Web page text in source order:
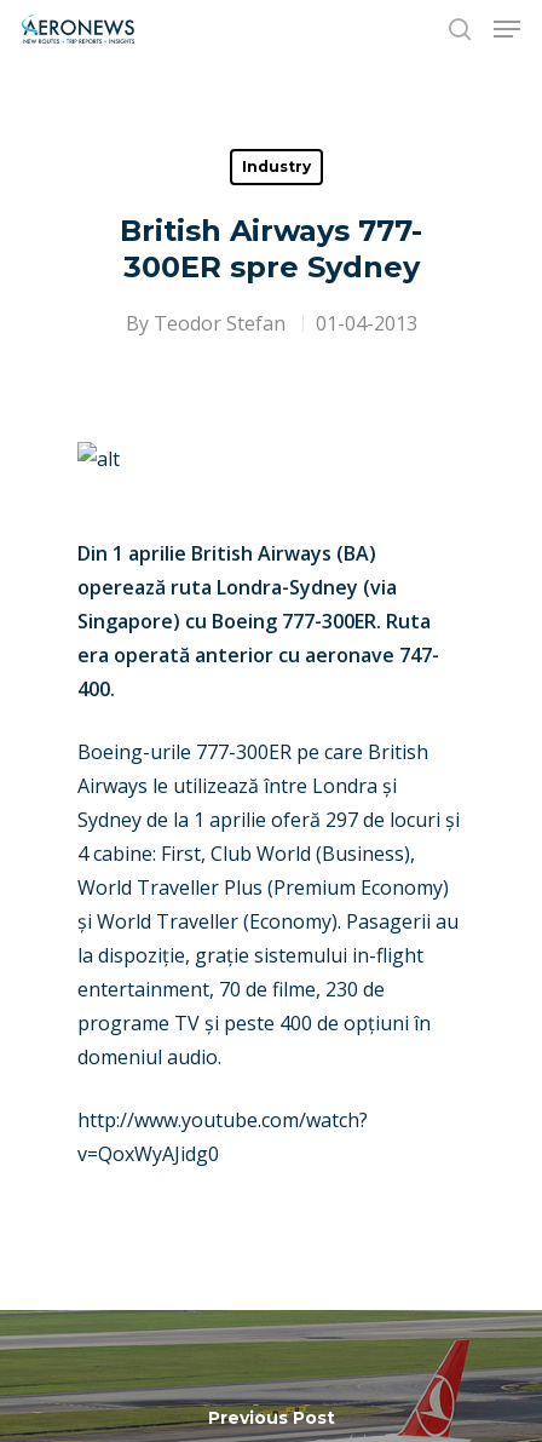
Hit enter to search or ESC to close
Industry
British Airways 777-
300ER spre Sydney
By Teodor Stefan 01-04-2013
Din 1 aprilie British Airways (BA)
operează ruta Londra-Sydney (via
Singapore) cu Boeing 777-300ER. Ruta
era operată anterior cu aeronave 747-
400.
Boeing-urile 777-300ER pe care British
Airways le utilizează între Londra și
Sydney de la 1 aprilie oferă 297 de locuri și
4 cabine: First, Club World (Business),
World Traveller Plus (Premium Economy)
și World Traveller (Economy). Pasagerii au
la dispoziție, grație sistemului in-flight
entertainment, 70 de filme, 230 de
programe TV și peste 400 de opțiuni în
domeniul audio.
http://www.youtube.com/watch?
v=QoxWyAJidg0
Previous Post
New Routes
Industry
Accidents / Incidents
Airshows
Dubai 2025
Farnborough 2024
Business Jets
Trip Reports